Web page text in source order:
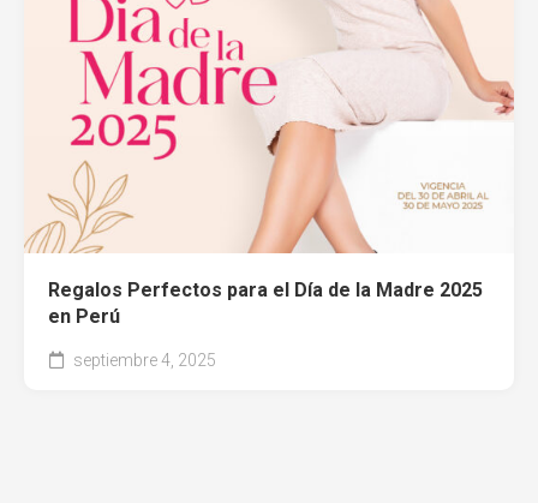
Regalos Perfectos para el Día de la Madre 2025
en Perú
septiembre 4, 2025